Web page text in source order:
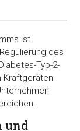
ist
des
Typ-2-
Kraftgeräten
und